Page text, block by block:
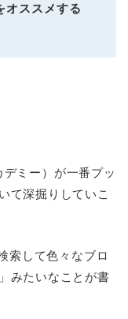
オススメする
ミー）が一番プッ
て深掘りしていこ
索して色々なブロ
みたいなことが書